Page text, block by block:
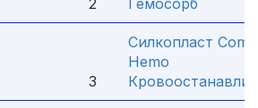
2 Гемосорб
3
Силкопласт
Hemo